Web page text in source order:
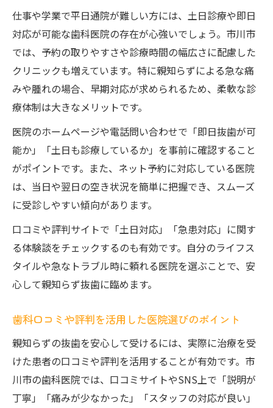
仕事や学業で平日通院が難しい方には、土日診療や即日
対応が可能な歯科医院の存在が心強いでしょう。市川市
では、予約の取りやすさや診療時間の幅広さに配慮した
クリニックも増えています。特に親知らずによる急な痛
みや腫れの場合、早期対応が求められるため、柔軟な診
療体制は大きなメリットです。
医院のホームページや電話問い合わせで「即日抜歯が可
能か」「土日も診療しているか」を事前に確認すること
がポイントです。また、ネット予約に対応している医院
は、当日や翌日の空き状況を簡単に把握でき、スムーズ
に受診しやすい傾向があります。
口コミや評判サイトで「土日対応」「急患対応」に関す
る体験談をチェックするのも有効です。自分のライフス
タイルや急なトラブル時に頼れる医院を選ぶことで、安
心して親知らず抜歯に臨めます。
歯科口コミや評判を活用した医院選びのポイント
親知らずの抜歯を安心して受けるには、実際に治療を受
けた患者の口コミや評判を活用することが有効です。市
川市の歯科医院では、口コミサイトやSNS上で「説明が
丁寧」「痛みが少なかった」「スタッフの対応が良い」